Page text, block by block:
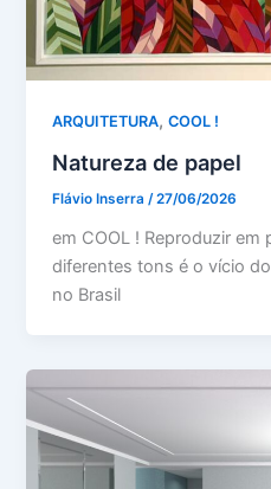
ARQUITETURA,COOL !
Natureza de papel
Flávio Inserra/27/06/2026
em COOL ! Reproduzir em
diferentes tons é o vício
no Brasil